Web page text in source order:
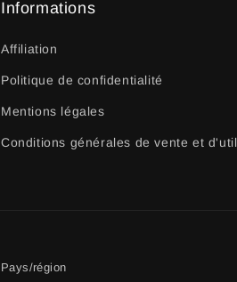
Informations
Affiliation
Politique de confidentialité
Mentions légales
Conditions générales de vente et
Pays/région